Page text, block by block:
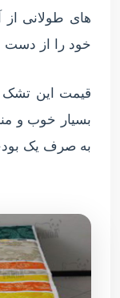
های طولانی از
خود را از دست
قیمت این تشک
بسیار خوب و
به صرف یک